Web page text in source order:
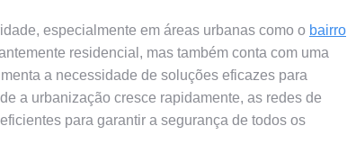
especialmente em áreas urbanas como o bairro
residencial, mas também conta com uma
a necessidade de soluções eficazes para
a urbanização cresce rapidamente, as redes de
para garantir a segurança de todos os